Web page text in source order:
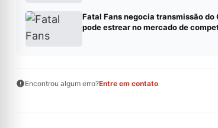
Fatal Fans negocia transmissão do
pode estrear no mercado de
Encontrou algum erro?Entre em contato